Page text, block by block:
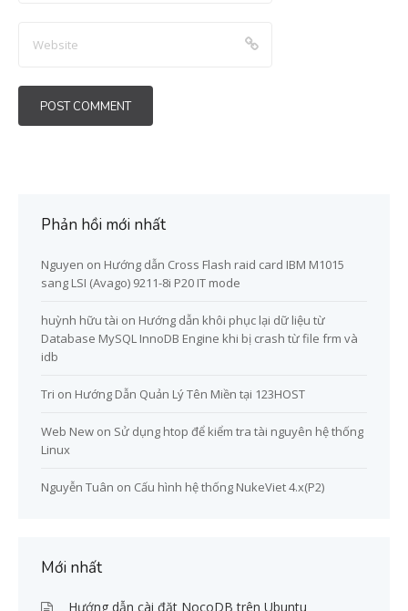
Phản hồi mới nhất
Nguyen on Hướng dẫn Cross Flash raid card IBM M1015
sang LSI (Avago) 9211-8i P20 IT mode
huỳnh hữu tài on Hướng dẫn khôi phục lại dữ liệu từ
Database MySQL InnoDB Engine khi bị crash từ file frm và
idb
Tri on Hướng Dẫn Quản Lý Tên Miền tại 123HOST
Web New on Sử dụng htop để kiểm tra tài nguyên hệ thống
Linux
Nguyễn Tuân on Cấu hình hệ thống NukeViet 4.x(P2)
Mới nhất
Hướng dẫn cài đặt NocoDB trên Ubuntu